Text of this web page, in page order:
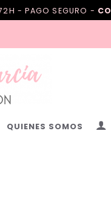
- PAGO SEGURO -
QUIENES SOMOS